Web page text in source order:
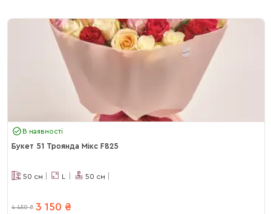
В наявності
Букет 51 Троянда Мікс F825
50 см L 50 см
4 450 ₴ 3 150 ₴